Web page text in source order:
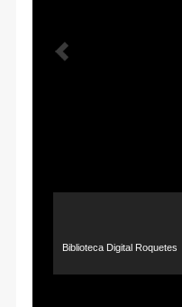
Biblioteca Digital Roquetes